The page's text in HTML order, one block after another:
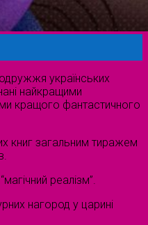
українських
найкращими
кращого фантастичного
книг загальним тиражем
реалізм”.
нагород у царині